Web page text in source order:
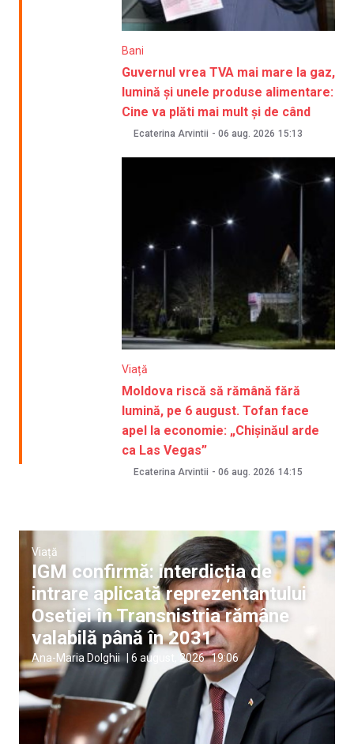
Bani
Guvernul vrea TVA mai mare la gaz,
lumină și unele produse alimentare:
Cine va plăti mai mult și de când
Ecaterina Arvintii - 06 aug. 2026 15:13
Viață
Moldova riscă să rămână fără
lumină, pe 6 august. Tofan face
apel la economie: „Chișinăul arde
ca Las Vegas”
Ecaterina Arvintii - 06 aug. 2026 14:15
Viață
IGM confirmă: interdicția de
intrare aplicată reprezentantului
Osetiei în Transnistria rămâne
valabilă până în 2031
Ana-Maria Dolghii | 6 august, 2026 19:06